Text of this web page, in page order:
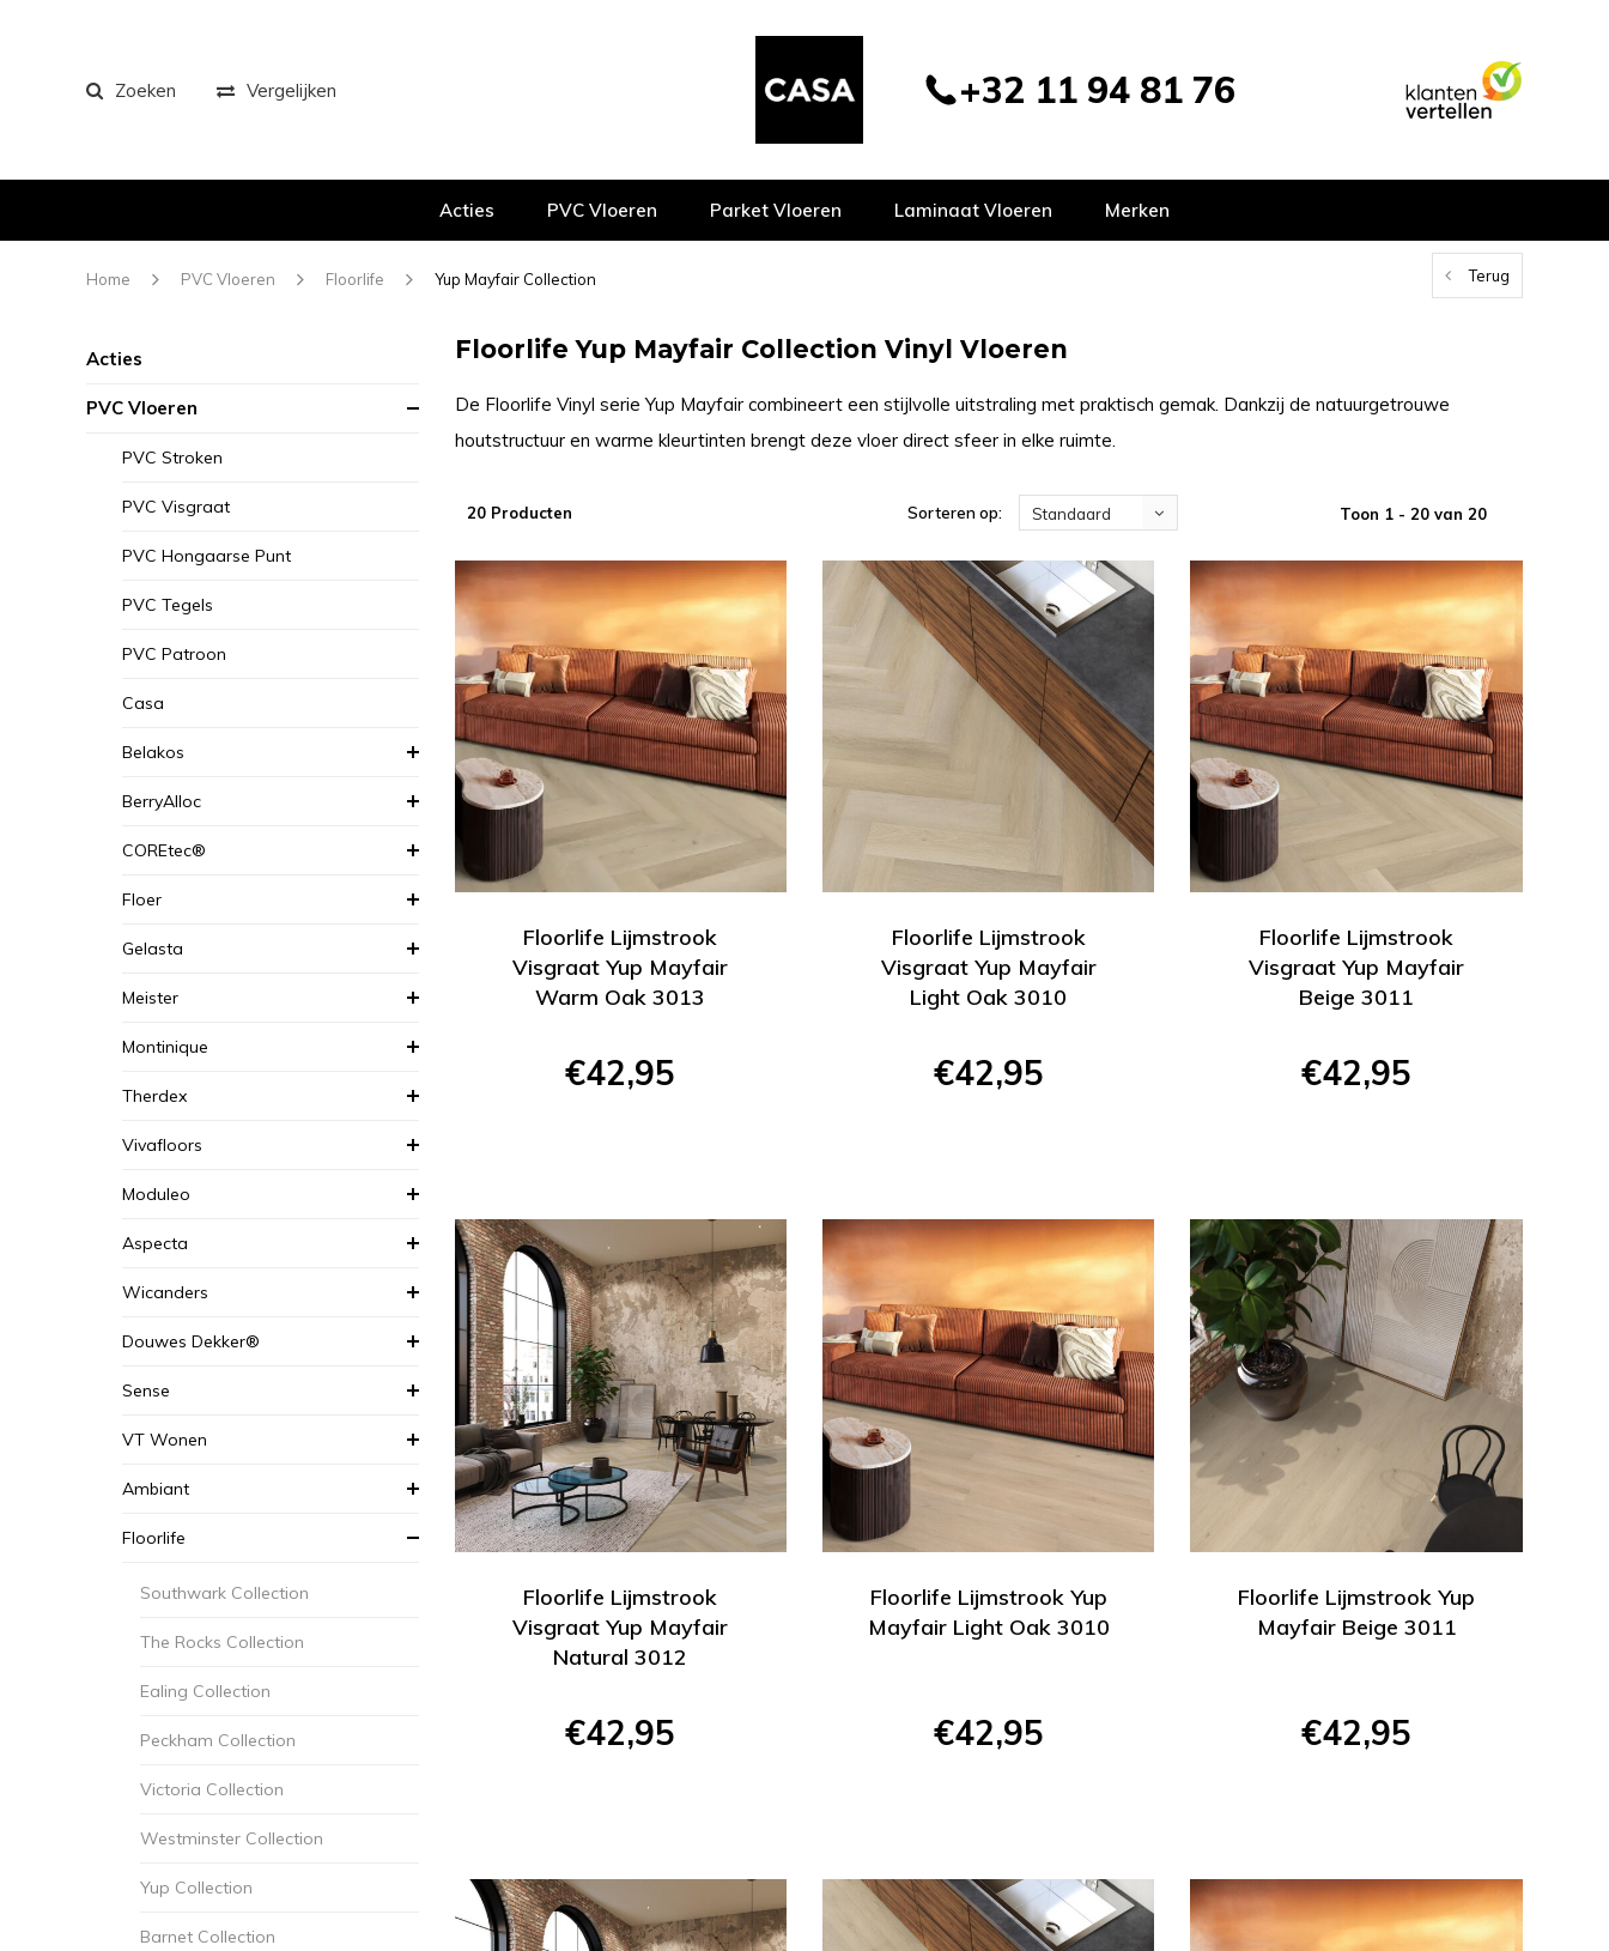
Zoeken Vergelijken +32 11 94 81 76
Acties PVC Vloeren Parket Vloeren Laminaat Vloeren Merken
Home PVC Vloeren Floorlife Yup Mayfair Collection Terug
Acties
PVC Vloeren
PVC Stroken
PVC Visgraat
PVC Hongaarse Punt
PVC Tegels
PVC Patroon
Casa
Belakos
BerryAlloc
COREtec®
Floer
Gelasta
Meister
Montinique
Therdex
Vivafloors
Moduleo
Aspecta
Wicanders
Douwes Dekker®
Sense
VT Wonen
Ambiant
Floorlife
Southwark Collection
The Rocks Collection
Ealing Collection
Peckham Collection
Victoria Collection
Westminster Collection
Yup Collection
Barnet Collection
Floorlife Yup Mayfair Collection Vinyl Vloeren
De Floorlife Vinyl serie Yup Mayfair combineert een stijlvolle uitstraling met praktisch gemak. Dankzij de natuurgetrouwe
houtstructuur en warme kleurtinten brengt deze vloer direct sfeer in elke ruimte.
20 Producten Sorteren op: Standaard Toon 1 - 20 van 20
Floorlife Lijmstrook
Visgraat Yup Mayfair
Warm Oak 3013
€42,95
Floorlife Lijmstrook
Visgraat Yup Mayfair
Light Oak 3010
€42,95
Floorlife Lijmstrook
Visgraat Yup Mayfair
Beige 3011
€42,95
Floorlife Lijmstrook
Visgraat Yup Mayfair
Natural 3012
€42,95
Floorlife Lijmstrook Yup
Mayfair Light Oak 3010
€42,95
Floorlife Lijmstrook Yup
Mayfair Beige 3011
€42,95